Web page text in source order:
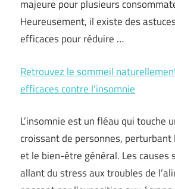
majeure pour plusieurs
Heureusement, il existe des
efficaces pour réduire …
Retrouvez le sommeil
efficaces contre l’insomnie
L’insomnie est un fléau qui touche
croissant de personnes, perturbant
et le bien-être général. Les causes
allant du stress aux troubles de